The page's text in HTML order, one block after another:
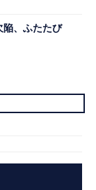
陥、ふたたび